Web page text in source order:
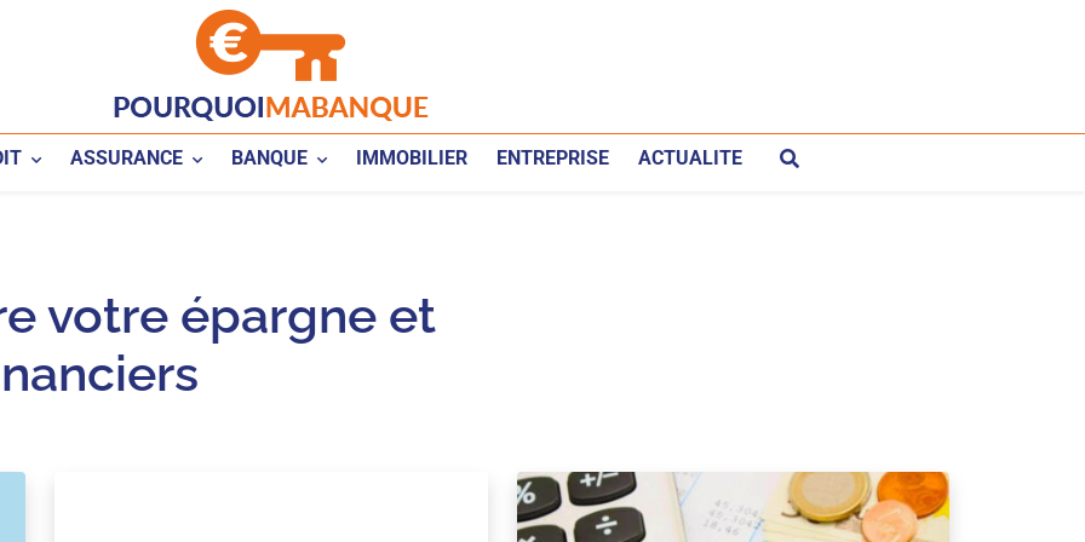
ASSURANCE BANQUE IMMOBILIER ENTREPRISE ACTUALITE
votre épargne et